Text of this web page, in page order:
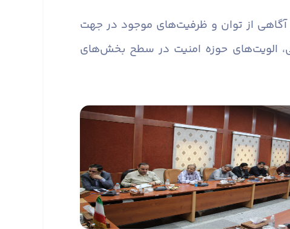
از توان و ظرفیت‌های موجود در جهت
الویت‌های حوزه امنیت در سطح بخش‌های